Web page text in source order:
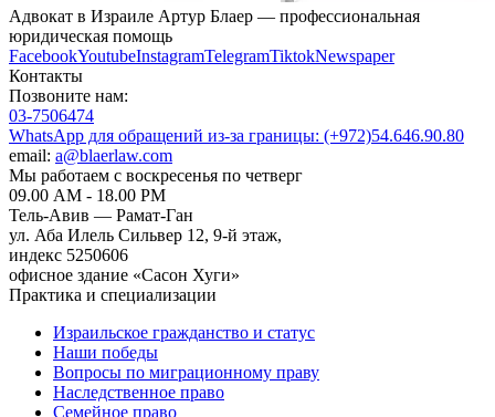
Адвокат в Израиле Артур Блаер — профессиональная
юридическая помощь
FacebookYoutubeInstagramTelegramTiktokNewspaper
Контакты
Позвоните нам:
03-7506474
WhatsApp для обращений из-за границы: (+972)54.646.90.80‌
email: a@blaerlaw.com
Мы работаем с воскресенья по четверг
09.00 AM - 18.00 PM
Тель-Авив — Рамат-Ган
ул. Аба Илель Сильвер 12, 9-й этаж,
индекс 5250606
офисное здание «Сасон Хуги»
Практика и специализации
Израильское гражданство и статус
Наши победы
Вопросы по миграционному праву
Наследственное право
Семейное право